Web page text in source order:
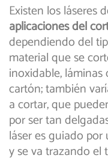
Existen los láseres
aplicaciones del
dependiendo del
material que se
inoxidable,
cartón; también
a cortar, que
por ser tan
láser es guiado
y se va trazando el